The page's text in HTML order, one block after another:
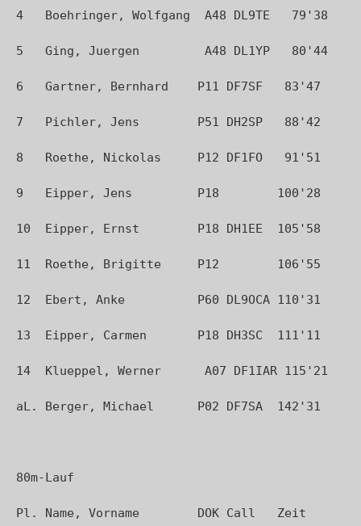
4   Boehringer, Wolfgang  A48 DL9TE   79'38
5   Ging, Juergen         A48 DL1YP   80'44
6   Gartner, Bernhard    P11 DF7SF   83'47
7   Pichler, Jens        P51 DH2SP   88'42
8   Roethe, Nickolas     P12 DF1FO   91'51
9   Eipper, Jens         P18        100'28
10  Eipper, Ernst        P18 DH1EE  105'58
11  Roethe, Brigitte     P12        106'55
12  Ebert, Anke          P60 DL9OCA 110'31
13  Eipper, Carmen       P18 DH3SC  111'11
14  Klueppel, Werner      A07 DF1IAR 115'21
aL. Berger, Michael      P02 DF7SA  142'31
80m-Lauf
Pl. Name, Vorname        DOK Call   Zeit